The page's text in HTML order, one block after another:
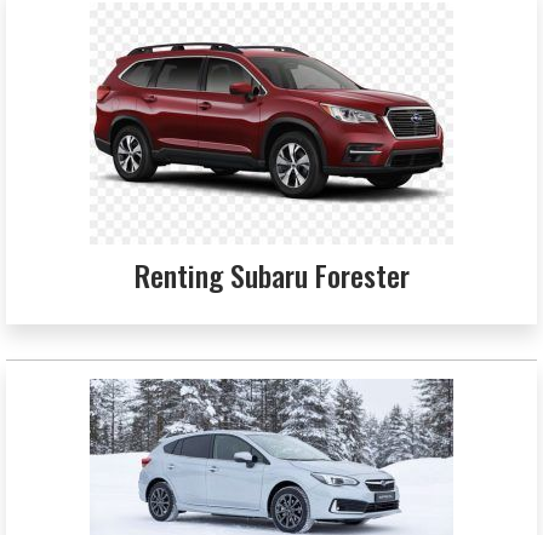
Renting Subaru Forester